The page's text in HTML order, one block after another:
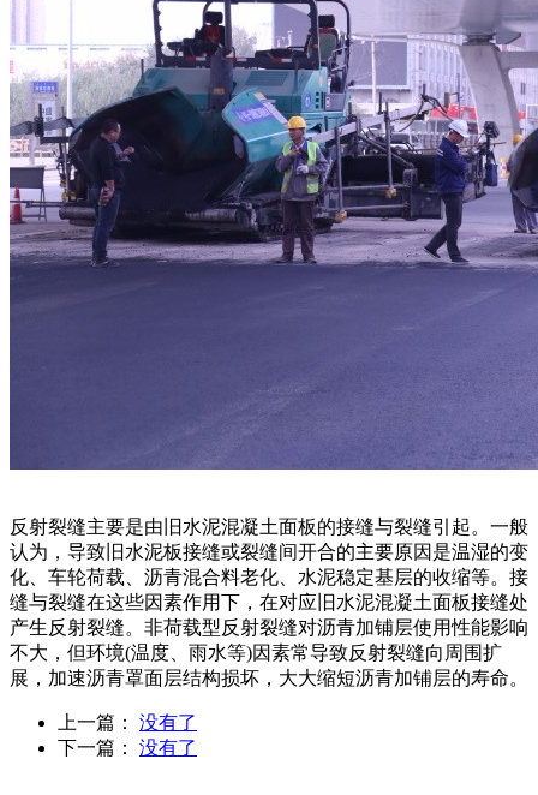
反射裂缝主要是由旧水泥混凝土面板的接缝与裂缝引起。一般
认为，导致旧水泥板接缝或裂缝间开合的主要原因是温湿的变
化、车轮荷载、沥青混合料老化、水泥稳定基层的收缩等。接
缝与裂缝在这些因素作用下，在对应旧水泥混凝土面板接缝处
产生反射裂缝。非荷载型反射裂缝对沥青加铺层使用性能影响
不大，但环境(温度、雨水等)因素常导致反射裂缝向周围扩
展，加速沥青罩面层结构损坏，大大缩短沥青加铺层的寿命。
上一篇：
没有了
下一篇：
没有了